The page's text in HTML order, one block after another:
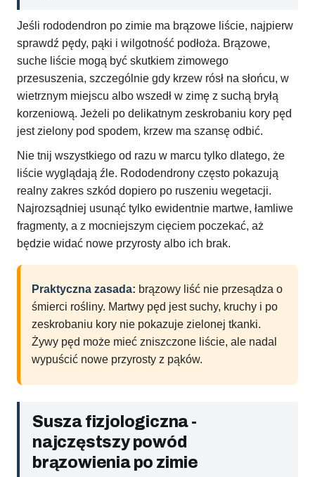
Jeśli rododendron po zimie ma brązowe liście, najpierw
sprawdź pędy, pąki i wilgotność podłoża. Brązowe,
suche liście mogą być skutkiem zimowego
przesuszenia, szczególnie gdy krzew rósł na słońcu, w
wietrznym miejscu albo wszedł w zimę z suchą bryłą
korzeniową. Jeżeli po delikatnym zeskrobaniu kory pęd
jest zielony pod spodem, krzew ma szansę odbić.
Nie tnij wszystkiego od razu w marcu tylko dlatego, że
liście wyglądają źle. Rododendrony często pokazują
realny zakres szkód dopiero po ruszeniu wegetacji.
Najrozsądniej usunąć tylko ewidentnie martwe, łamliwe
fragmenty, a z mocniejszym cięciem poczekać, aż
będzie widać nowe przyrosty albo ich brak.
Praktyczna zasada: brązowy liść nie przesądza o
śmierci rośliny. Martwy pęd jest suchy, kruchy i po
zeskrobaniu kory nie pokazuje zielonej tkanki.
Żywy pęd może mieć zniszczone liście, ale nadal
wypuścić nowe przyrosty z pąków.
Susza fizjologiczna -
najczęstszy powód
brązowienia po zimie